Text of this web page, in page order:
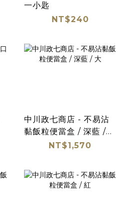
一小匙
NT$240
中川政七商店 - 不易沾
黏飯粒便當盒 / 深藍 /
NT$1,570